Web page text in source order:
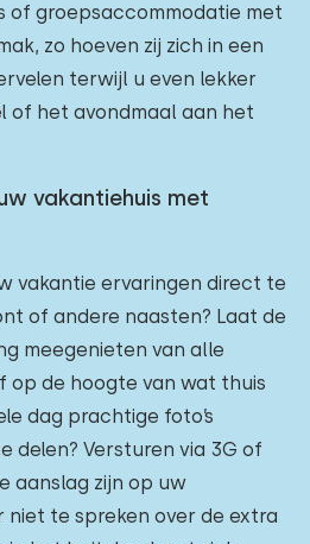
of groepsaccommodatie met
zo hoeven zij zich in een
terwijl u even lekker
of het avondmaal aan het
vakantiehuis met
vakantie ervaringen direct te
of andere naasten? Laat de
meegenieten van alle
op de hoogte van wat thuis
dag prachtige foto’s
delen? Versturen via 3G of
aanslag zijn op uw
te spreken over de extra